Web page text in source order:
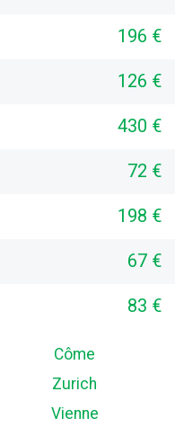
196 €
126 €
430 €
72 €
198 €
67 €
83 €
Côme
Zurich
Vienne